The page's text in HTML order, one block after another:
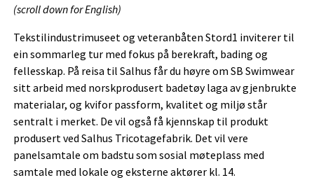
(scroll down for English)
Tekstilindustrimuseet og veteranbåten Stord1 inviterer til
ein sommarleg tur med fokus på berekraft, bading og
fellesskap. På reisa til Salhus får du høyre om SB Swimwear
sitt arbeid med norskprodusert badetøy laga av gjenbrukte
materialar, og kvifor passform, kvalitet og miljø står
sentralt i merket. De vil også få kjennskap til produkt
produsert ved Salhus Tricotagefabrik. Det vil vere
panelsamtale om badstu som sosial møteplass med
samtale med lokale og eksterne aktører kl. 14.